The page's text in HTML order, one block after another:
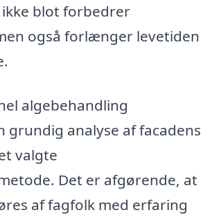
blot forbedrer
også forlænger levetiden
algebehandling
analyse af facadens
valgte
Det er afgørende, at
af fagfolk med erfaring